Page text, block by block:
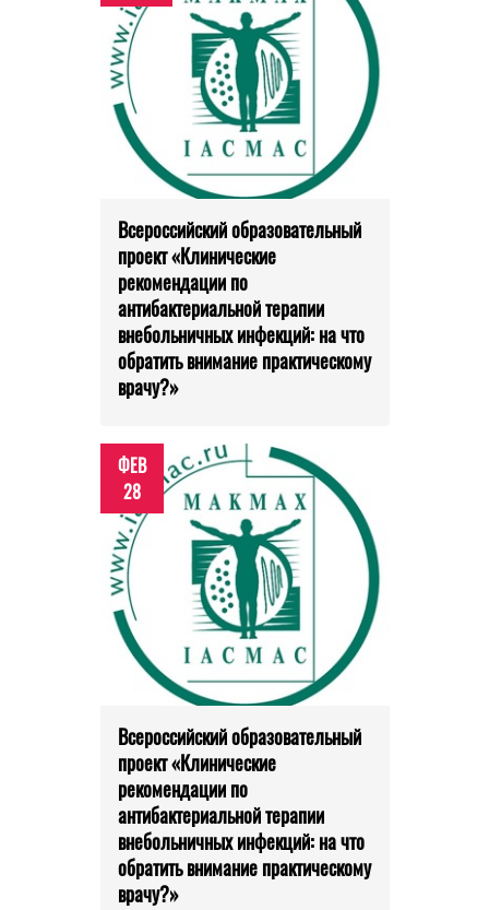
Всероссийский образовательный
проект «Клинические
рекомендации по
антибактериальной терапии
внебольничных инфекций: на что
обратить внимание практическому
врачу?»
ФЕВ
28
Всероссийский образовательный
проект «Клинические
рекомендации по
антибактериальной терапии
внебольничных инфекций: на что
обратить внимание практическому
врачу?»